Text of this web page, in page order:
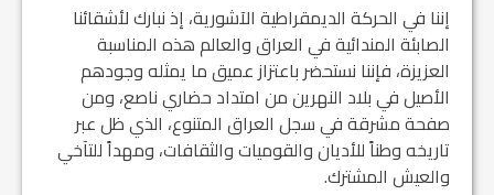
إننا في الحركة الديمقراطية الآشورية، إذ نبارك لأشقائنا
الصابئة المندائية في العراق والعالم هذه المناسبة
العزيزة، فإننا نستحضر باعتزاز عميق ما يمثله وجودهم
الأصيل في بلاد النهرين من امتداد حضاري ناصع، ومن
صفحة مشرقة في سجل العراق المتنوع، الذي ظل عبر
تاريخه وطناً للأديان والقوميات والثقافات، ومهداً للتآخي
والعيش المشترك.